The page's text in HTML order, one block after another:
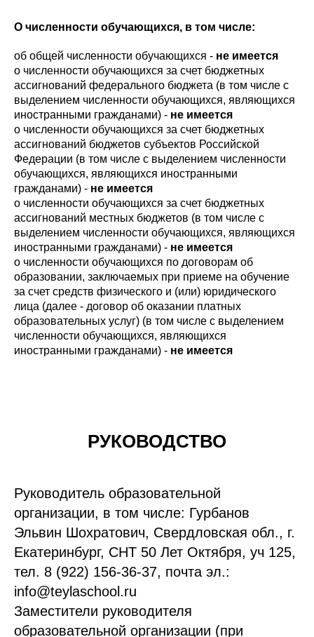
О численности обучающихся, в том числе:
об общей численности обучающихся - не имеется
о численности обучающихся за счет бюджетных
ассигнований федерального бюджета (в том числе с
выделением численности обучающихся, являющихся
иностранными гражданами) - не имеется
о численности обучающихся за счет бюджетных
ассигнований бюджетов субъектов Российской
Федерации (в том числе с выделением численности
обучающихся, являющихся иностранными
гражданами) - не имеется
о численности обучающихся за счет бюджетных
ассигнований местных бюджетов (в том числе с
выделением численности обучающихся, являющихся
иностранными гражданами) - не имеется
о численности обучающихся по договорам об
образовании, заключаемых при приеме на обучение
за счет средств физического и (или) юридического
лица (далее - договор об оказании платных
образовательных услуг) (в том числе с выделением
численности обучающихся, являющихся
иностранными гражданами) - не имеется
РУКОВОДСТВО
Руководитель образовательной
организации, в том числе: Гурбанов
Эльвин Шохратович, Свердловская обл., г.
Екатеринбург, СНТ 50 Лет Октября, уч 125,
тел. 8 (922) 156-36-37, почта эл.:
info@teylaschool.ru
Заместители руководителя
образовательной организации (при